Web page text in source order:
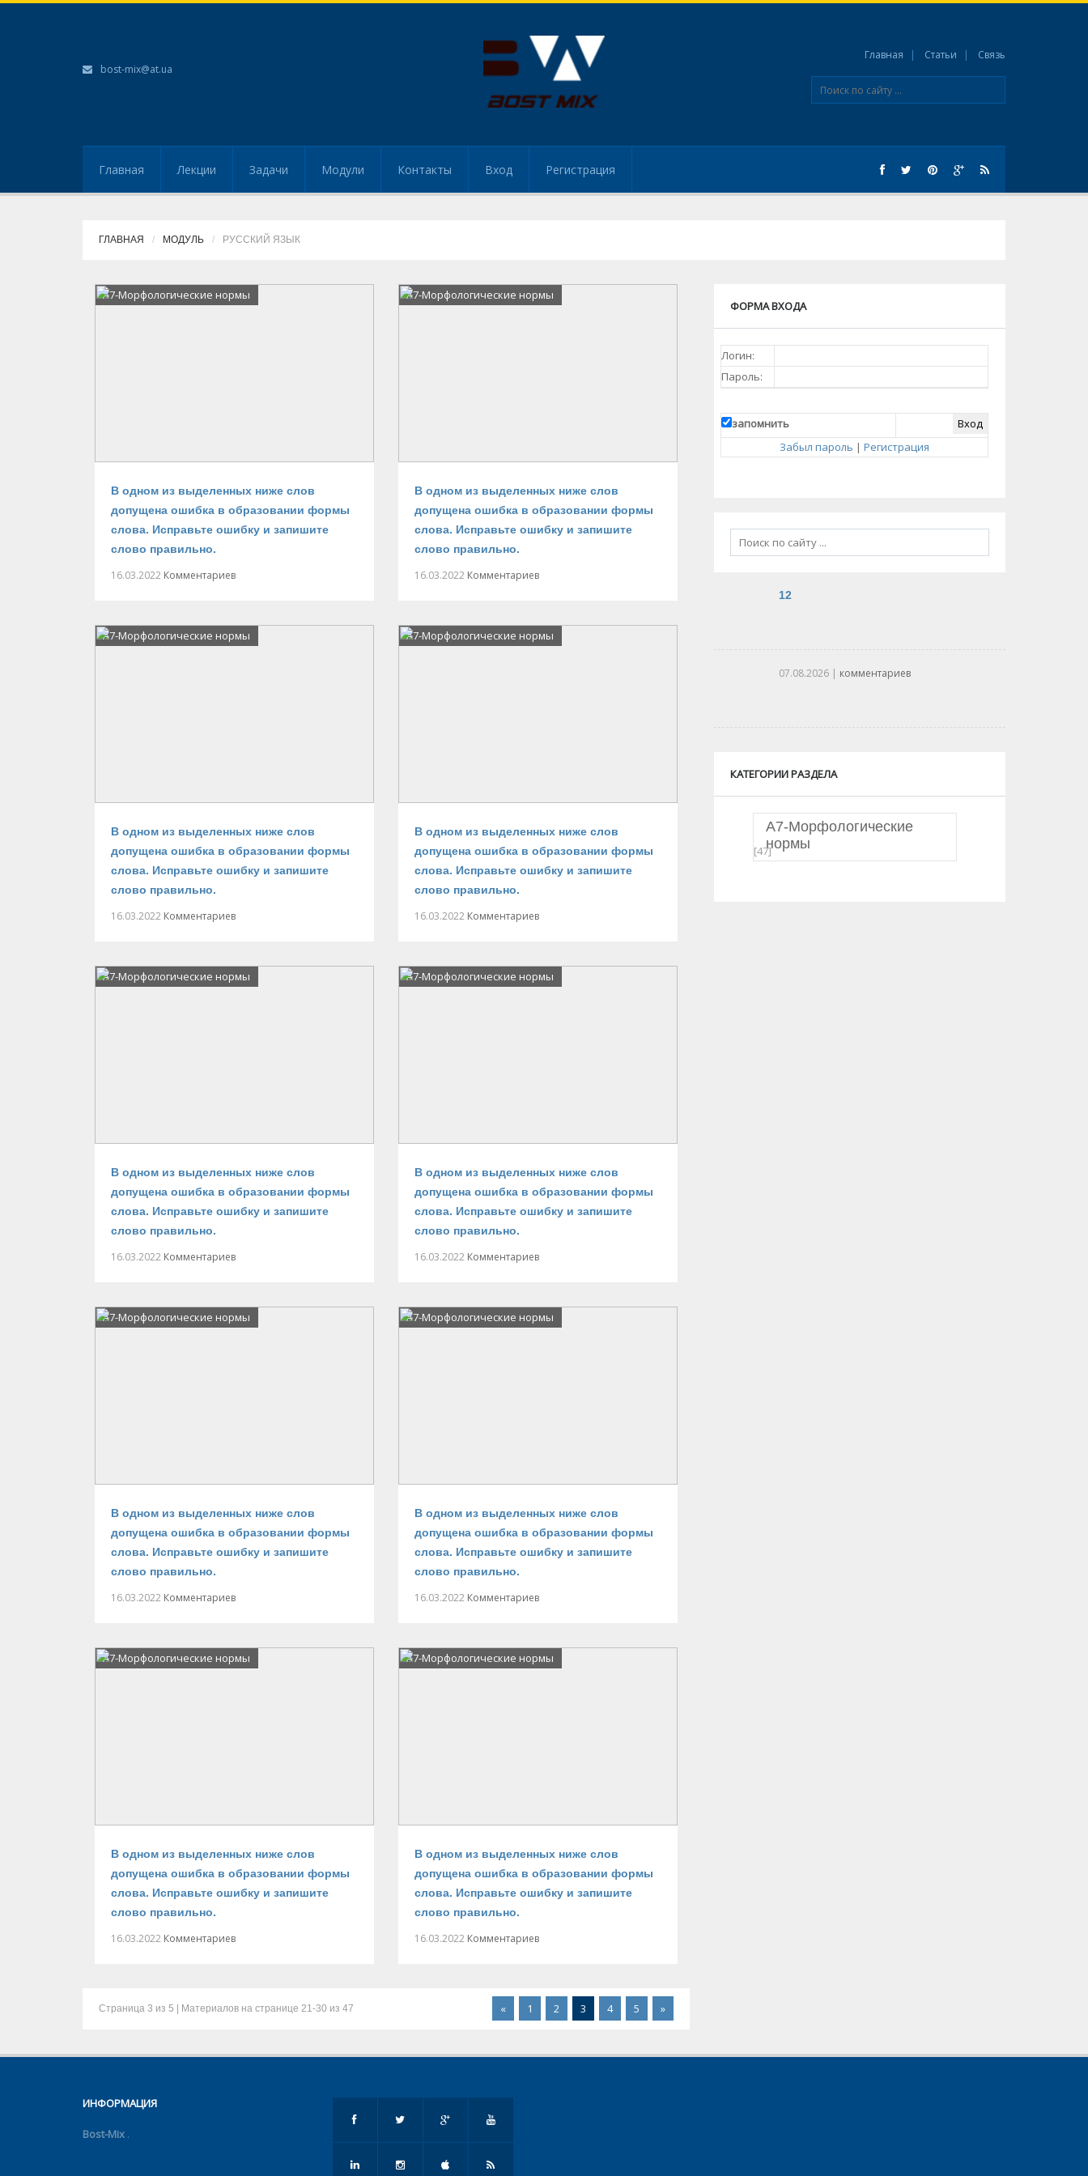
bost-mix@at.ua
Главная Статьи Связь
Главная Лекции Задачи Модули Контакты Вход Регистрация
ГЛАВНАЯ МОДУЛЬ РУССКИЙ ЯЗЫК
А7-Морфологические нормы
В одном из выделенных ниже слов
допущена ошибка в образовании формы
слова. Исправьте ошибку и запишите
слово правильно.
16.03.2022 Комментариев
А7-Морфологические нормы
В одном из выделенных ниже слов
допущена ошибка в образовании формы
слова. Исправьте ошибку и запишите
слово правильно.
16.03.2022 Комментариев
А7-Морфологические нормы
В одном из выделенных ниже слов
допущена ошибка в образовании формы
слова. Исправьте ошибку и запишите
слово правильно.
16.03.2022 Комментариев
А7-Морфологические нормы
В одном из выделенных ниже слов
допущена ошибка в образовании формы
слова. Исправьте ошибку и запишите
слово правильно.
16.03.2022 Комментариев
А7-Морфологические нормы
В одном из выделенных ниже слов
допущена ошибка в образовании формы
слова. Исправьте ошибку и запишите
слово правильно.
16.03.2022 Комментариев
А7-Морфологические нормы
В одном из выделенных ниже слов
допущена ошибка в образовании формы
слова. Исправьте ошибку и запишите
слово правильно.
16.03.2022 Комментариев
А7-Морфологические нормы
В одном из выделенных ниже слов
допущена ошибка в образовании формы
слова. Исправьте ошибку и запишите
слово правильно.
16.03.2022 Комментариев
А7-Морфологические нормы
В одном из выделенных ниже слов
допущена ошибка в образовании формы
слова. Исправьте ошибку и запишите
слово правильно.
16.03.2022 Комментариев
А7-Морфологические нормы
В одном из выделенных ниже слов
допущена ошибка в образовании формы
слова. Исправьте ошибку и запишите
слово правильно.
16.03.2022 Комментариев
А7-Морфологические нормы
В одном из выделенных ниже слов
допущена ошибка в образовании формы
слова. Исправьте ошибку и запишите
слово правильно.
16.03.2022 Комментариев
Страница 3 из 5 | Материалов на странице 21-30 из 47 « 1 2 3 4 5 »
ФОРМА ВХОДА
Логин:
Пароль:
запомнить
Забыл пароль |Регистрация
12
07.08.2026 | комментариев
КАТЕГОРИИ РАЗДЕЛА
А7-Морфологические
нормы
[47]
ИНФОРМАЦИЯ
Bost-Mix .